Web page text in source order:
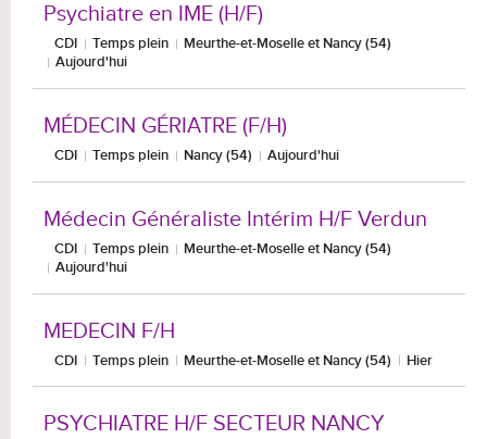
Psychiatre en IME (H/F)
CDI Temps plein
Meurthe-et-Moselle et Nancy (54)
Aujourd'hui
MÉDECIN GÉRIATRE (F/H)
CDI Temps plein Nancy (54) Aujourd'hui
Médecin Généraliste Intérim H/F Verdun
CDI Temps plein
Meurthe-et-Moselle et Nancy (54)
Aujourd'hui
MEDECIN F/H
CDI Temps plein Meurthe-et-Moselle et Nancy (54) Hier
PSYCHIATRE H/F SECTEUR NANCY